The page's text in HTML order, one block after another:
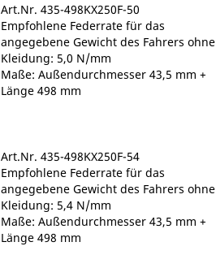
Art.Nr. 435-498KX250F-50
Empfohlene Federrate für das
angegebene Gewicht des Fahrers ohne
Kleidung: 5,0 N/mm
Maße: Außendurchmesser 43,5 mm +
Länge 498 mm
Art.Nr. 435-498KX250F-54
Empfohlene Federrate für das
angegebene Gewicht des Fahrers ohne
Kleidung: 5,4 N/mm
Maße: Außendurchmesser 43,5 mm +
Länge 498 mm